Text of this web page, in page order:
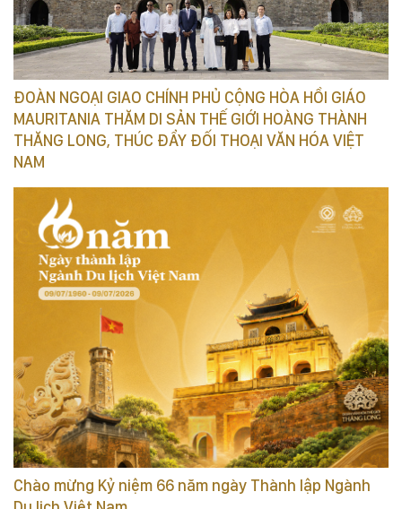
ĐOÀN NGOẠI GIAO CHÍNH PHỦ CỘNG HÒA HỒI GIÁO
MAURITANIA THĂM DI SẢN THẾ GIỚI HOÀNG THÀNH
THĂNG LONG, THÚC ĐẨY ĐỐI THOẠI VĂN HÓA VIỆT
NAM
Chào mừng Kỷ niệm 66 năm ngày Thành lập Ngành